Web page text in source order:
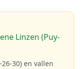
Linzen (Puy-
30) en vallen